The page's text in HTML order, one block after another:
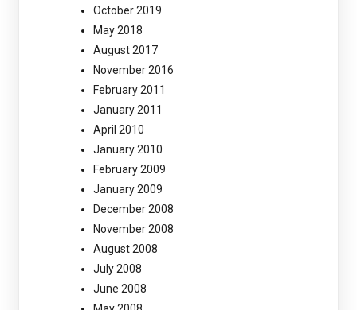
October 2019
May 2018
August 2017
November 2016
February 2011
January 2011
April 2010
January 2010
February 2009
January 2009
December 2008
November 2008
August 2008
July 2008
June 2008